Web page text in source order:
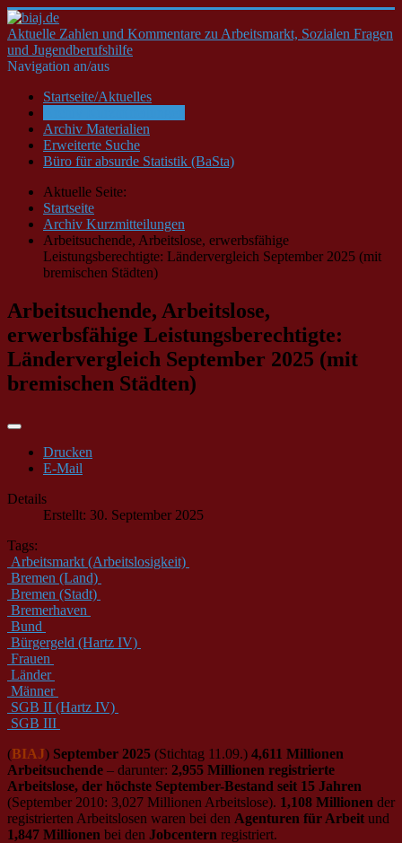
Aktuelle Zahlen und Kommentare zu Arbeitsmarkt, Sozialen Fragen
und Jugendberufshilfe
Navigation an/aus
Startseite/Aktuelles
Archiv Materialien
Erweiterte Suche
Büro für absurde Statistik (BaSta)
Aktuelle Seite:
Startseite
Archiv Kurzmitteilungen
Arbeitsuchende, Arbeitslose, erwerbsfähige
Leistungsberechtigte: Ländervergleich September 2025 (mit
bremischen Städten)
Arbeitsuchende, Arbeitslose,
erwerbsfähige Leistungsberechtigte:
Ländervergleich September 2025 (mit
bremischen Städten)
Drucken
E-Mail
Details
Erstellt: 30. September 2025
Tags:
Arbeitsmarkt (Arbeitslosigkeit)
Bremen (Land)
Bremen (Stadt)
Bremerhaven
Bund
Bürgergeld (Hartz IV)
Frauen
Länder
Männer
SGB II (Hartz IV)
SGB III
(BIAJ) September 2025 (Stichtag 11.09.) 4,611 Millionen
Arbeitsuchende – darunter: 2,955 Millionen registrierte
Arbeitslose, der höchste September-Bestand seit 15 Jahren
(September 2010: 3,027 Millionen Arbeitslose). 1,108 Millionen der
registrierten Arbeitslosen waren bei den Agenturen für Arbeit und
1,847 Millionen bei den Jobcentern registriert.